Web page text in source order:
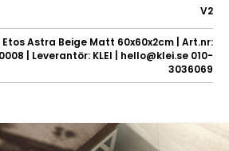
V2
Etos Astra Beige Matt 60x60x2cm | Art.nr:
| Leverantör: KLEI | hello@klei.se 010-
3036069